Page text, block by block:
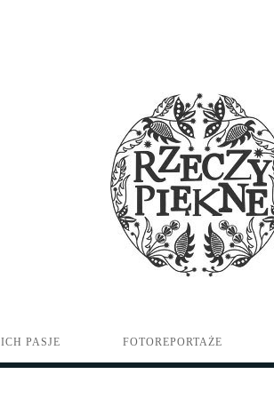
PASJE FOTOREPORTAŻE